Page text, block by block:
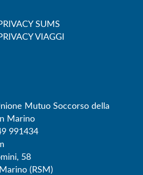
SUMS
VIAGGI
Mutuo Soccorso della
Marino
991434
58
(RSM)